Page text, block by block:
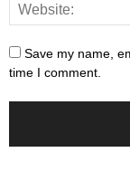
Save my name,
time I comment.